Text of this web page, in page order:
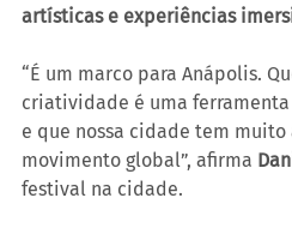
artísticas e experiências
“É um marco para Anápolis.
criatividade é uma
e que nossa cidade tem
movimento global”, afirma
festival na cidade.